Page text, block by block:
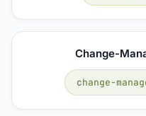
Change-
change-